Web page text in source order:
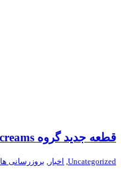
قطعه جدید گروه Easters Screams منتشر شد
Uncategorized
, اخبار , بروزرسانی ها